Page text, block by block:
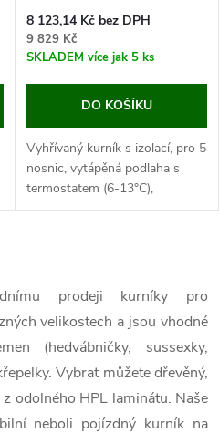
8 123,14 Kč bez DPH
9 829 Kč
SKLADEM více jak 5 ks
DO KOŠÍKU
Vyhřívaný kurník s izolací, pro 5
nosnic, vytápěná podlaha s
termostatem (6-13°C),
pozinkované dno, rozměry: 146
prodeji kurníky pro
velikostech a jsou vhodné
(hedvábničky, sussexky,
Vybrat můžete dřevěný,
odolného HPL laminátu. Naše
neboli pojízdný kurník na